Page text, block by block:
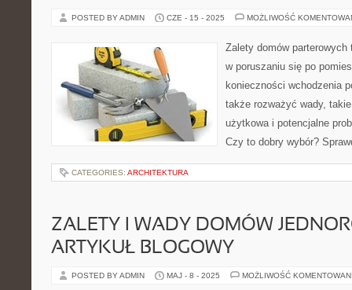
POSTED BY ADMIN CZE - 15 - 2025 MOŻLIWOŚĆ
Zalety domów
w poruszaniu się po
konieczności wchodzenia
także rozważyć wady,
użytkowa i potencjalne
Czy to dobry wybór?
CATEGORIES: ARCHITEKTURA
ZALETY I WADY DOMÓW
ARTYKUŁ BLOGOWY
POSTED BY ADMIN MAJ - 8 - 2025 MOŻLIWOŚĆ